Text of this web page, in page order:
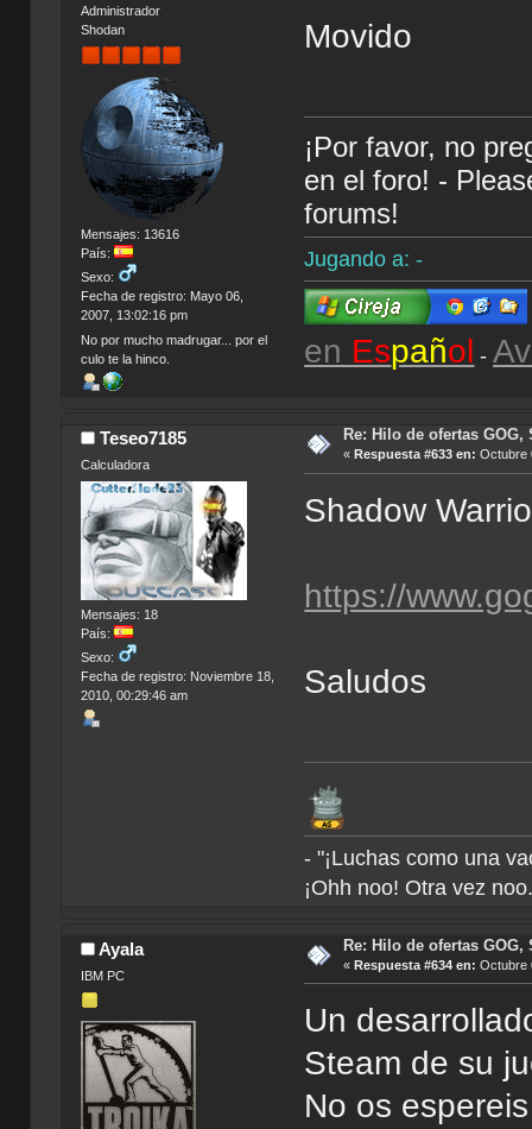
Administrador
Shodan
Mensajes: 13616
País:
Sexo:
Fecha de registro: Mayo 06,
2007, 13:02:16 pm
No por mucho madrugar... por el
culo te la hinco.
Movido
¡Por favor, no
en el foro! -
forums!
Jugando a: -
en Español -
Teseo7185
Calculadora
Mensajes: 18
País:
Sexo:
Fecha de registro: Noviembre 18,
2010, 00:29:46 am
Re: Hilo de ofertas GOG,
« Respuesta #633 en: Octubre
Shadow
https://
Saludos
- "¡Luchas como una
¡Ohh noo! Otra vez
Ayala
IBM PC
Re: Hilo de ofertas GOG,
« Respuesta #634 en: Octubre
Un
Steam de su
No os